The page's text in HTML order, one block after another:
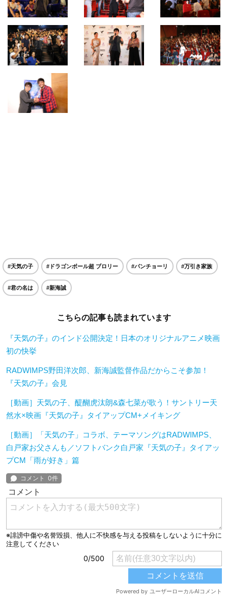
#天気の子 #ドラゴンボール超 ブロリー #パンチョーリ #万引き家族
#君の名は #新海誠
こちらの記事も読まれています
『天気の子』のインド公開決定！日本のオリジナルアニメ映画
初の快挙
RADWIMPS野田洋次郎、新海誠監督作品だからこそ参加！
『天気の子』会見
［動画］天気の子、醍醐虎汰朗&森七菜が歌う！サントリー天
然水×映画『天気の子』タイアップCM+メイキング
［動画］「天気の子」コラボ、テーマソングはRADWIMPS、
白戸家お父さんも／ソフトバンク白戸家『天気の子』タイアッ
プCM「雨が好き」篇